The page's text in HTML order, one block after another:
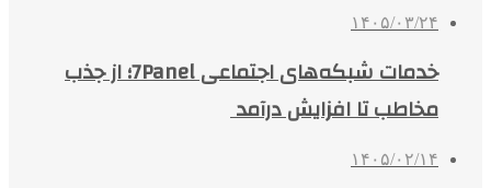
۱۴۰۵/۰۳/۲۴
خدمات شبکه‌های اجتماعی 7Panel؛ از جذب
مخاطب تا افزایش درآمد
۱۴۰۵/۰۲/۱۴